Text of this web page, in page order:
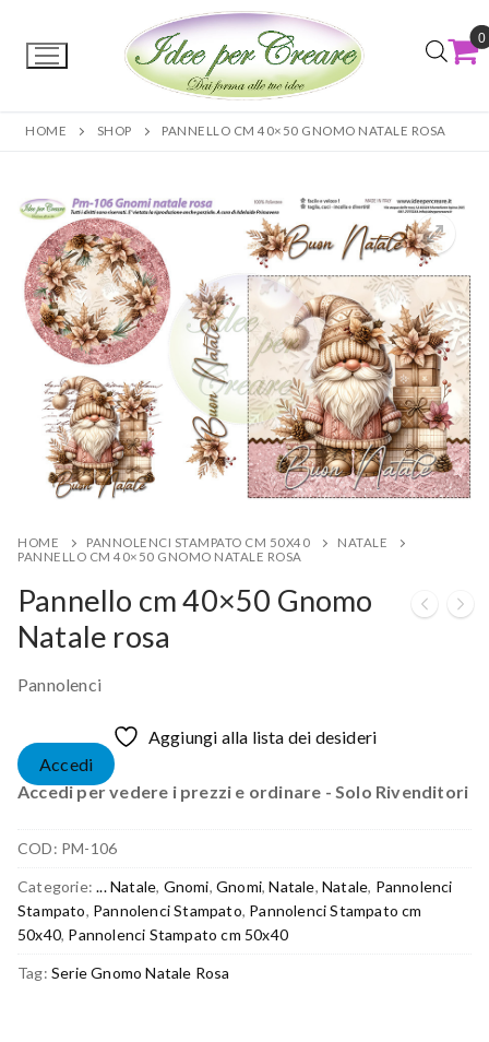
0
HOME SHOP PANNELLO CM 40×50 GNOMO NATALE ROSA
HOME PANNOLENCI STAMPATO CM 50X40
NATALE
PANNELLO CM 40×50 GNOMO NATALE ROSA
Pannello cm 40×50 Gnomo
Natale rosa
Pannolenci
Aggiungi alla lista dei desideri
Accedi
Accedi per vedere i prezzi e ordinare - Solo Rivenditori
COD: PM-106
Categorie:... Natale, Gnomi,Gnomi,Natale,Natale, Pannolenci
Stampato, Pannolenci Stampato, Pannolenci Stampato cm
50x40, Pannolenci Stampato cm 50x40
Tag: Serie Gnomo Natale Rosa